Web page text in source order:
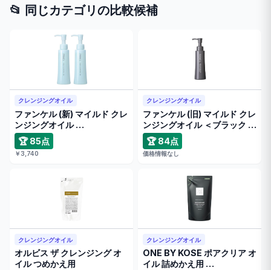
📂 同じカテゴリの比較候補
クレンジングオイル
ファンケル (新) マイルド クレ
ンジングオイル …
🏆 85点
￥3,740
クレンジングオイル
ファンケル (旧) マイルド クレ
ンジングオイル ＜ブラック …
🏆 84点
価格情報なし
クレンジングオイル
オルビス ザ クレンジング オ
イル つめかえ用
クレンジングオイル
ONE BY KOSE ポアクリア オ
イル 詰めかえ用 …